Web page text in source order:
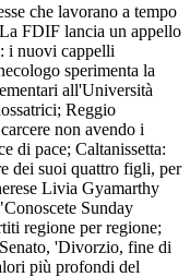
che lavorano a tempo
FDIF lancia un appello
i nuovi cappelli
sperimenta la
all'Università
Reggio
non avendo i
di pace; Caltanissetta:
dei suoi quattro figli, per
Livia Gyamarthy
Sunday
regione per regione;
'Divorzio, fine di
più profondi del